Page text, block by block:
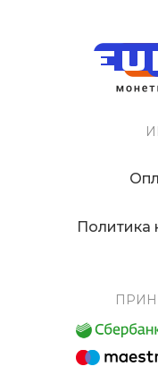
Политика